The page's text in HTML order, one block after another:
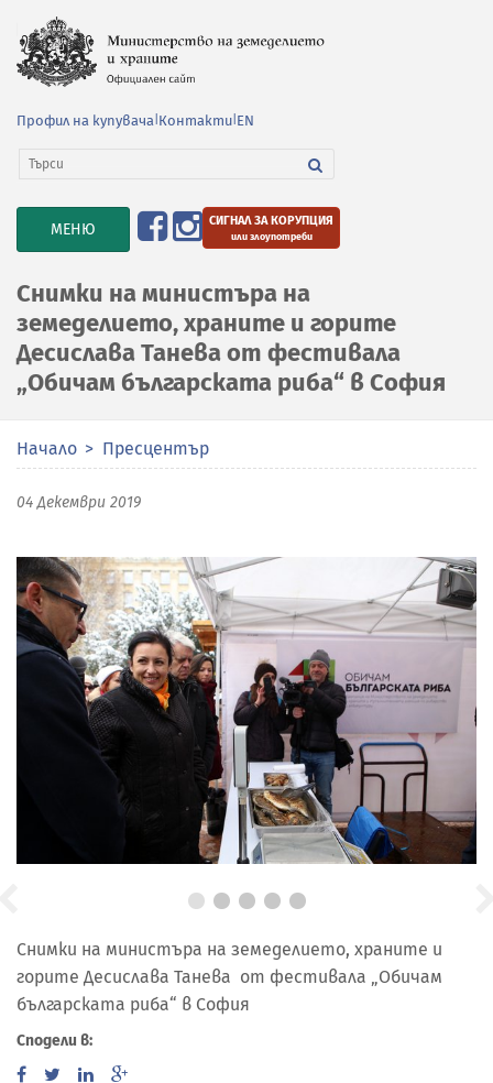
Профил на купувача Контакти EN
TOGGLE
NAVIGATION
МЕНЮ СИГНАЛ ЗА КОРУПЦИЯ
или злоупотреби
Снимки на министърa на
земеделието, храните и горите
Десислава Танева от фестивала
„Обичам българската риба“ в София
Начало Пресцентър
04 Декември 2019
Снимки на министърa на земеделието, храните и
горите Десислава Танева от фестивала „Обичам
българската риба“ в София
Сподели в: